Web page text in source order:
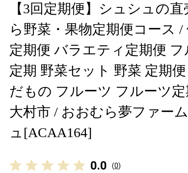
【3回定期便】シュシュの
ら野菜・果物定期便コース /
定期便 バラエティ定期便 フ
定期 野菜セット 野菜 定期便
だもの フルーツ フルーツ
大村市 / おおむら夢ファー
ュ[ACAA164]
0.0 (0)